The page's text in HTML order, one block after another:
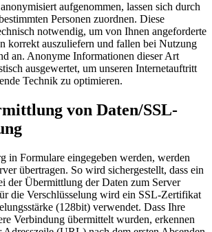
aufgenommen, lassen sich durch
Personen zuordnen. Diese
notwendig, um von Ihnen angeforderte
korrekt auszuliefern und fallen bei Nutzung
an. Anonyme Informationen dieser Art
ausgewertet, um unseren Internetauftritt
Technik zu optimieren.
von Daten/SSL-
in Formulare eingegeben werden, werden
übertragen. So wird sichergestellt, dass ein
der Übermittlung der Daten zum Server
die Verschlüsselung wird ein SSL-Zertifikat
(128bit) verwendet. Dass Ihre
Verbindung übermittelt wurden, erkennen